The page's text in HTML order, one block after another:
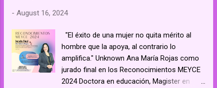
Desconocido https://www.facebook.com/
groups/573582302994828 Mujeres
Emprendedoras y con Espíritu - YouTube
Mujeres Emprendedoras y con Espiritu
- August 16, 2024
"El éxito de una mujer no quita mérito al
hombre que la apoya, al contrario lo
amplifica." Unknown Ana María Rojas como
jurado final en los Reconocimientos MEYCE
2024 Doctora en educación, Magister en